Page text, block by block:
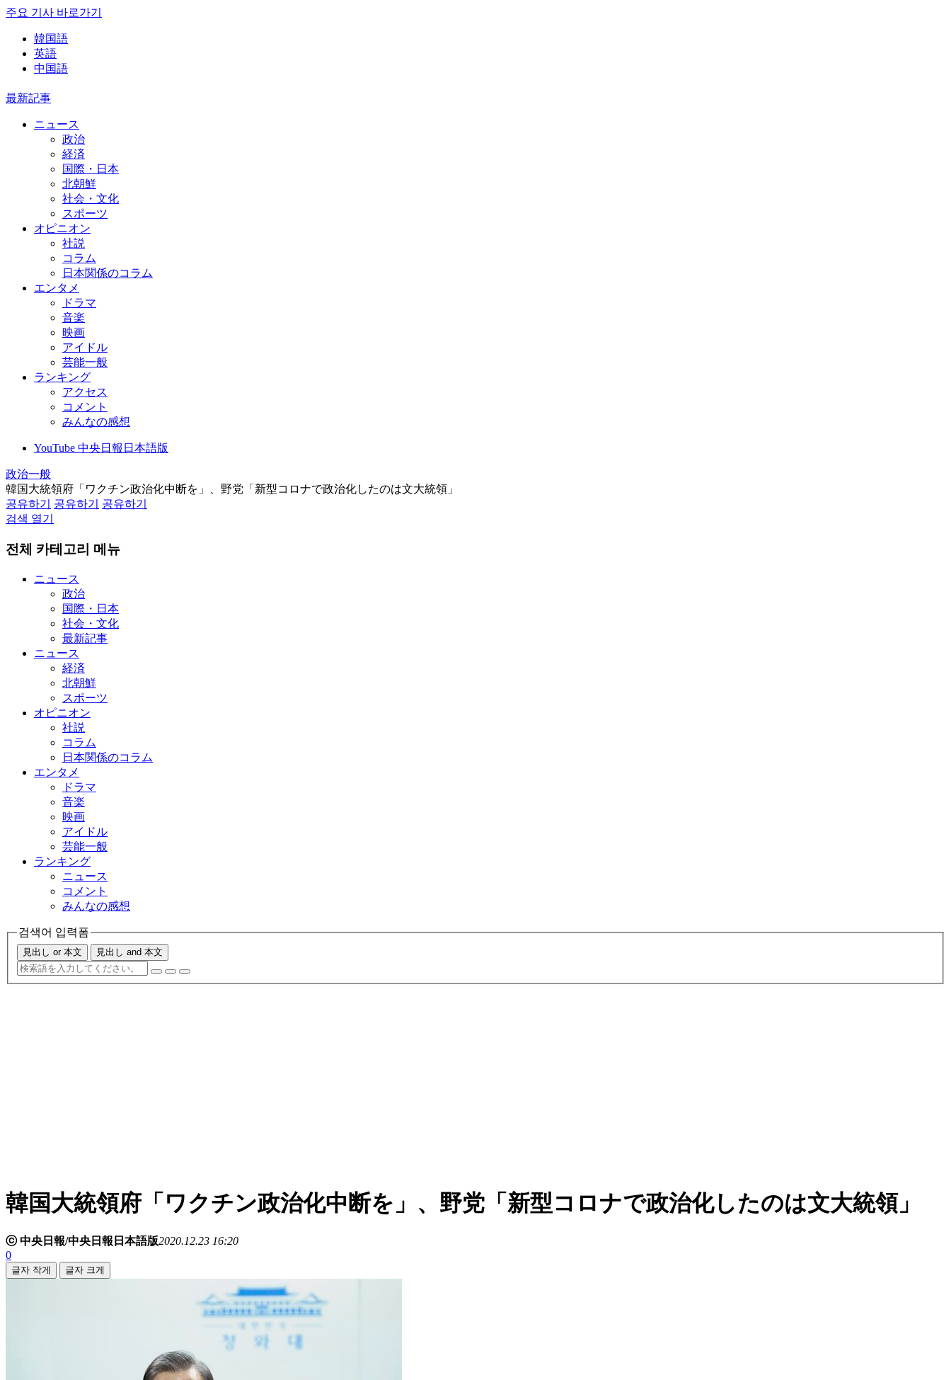
주요 기사 바로가기
韓国語
英語
中国語
最新記事
ニュース
政治
経済
国際・日本
北朝鮮
社会・文化
スポーツ
オピニオン
社説
コラム
日本関係のコラム
エンタメ
ドラマ
音楽
映画
アイドル
芸能一般
ランキング
アクセス
コメント
みんなの感想
YouTube 中央日報日本語版
政治一般
韓国大統領府「ワクチン政治化中断を」、野党「新型コロナで政治化したのは文大統領」
공유하기
공유하기
공유하기
검색 열기
전체 카테고리 메뉴
ニュース
政治
国際・日本
社会・文化
最新記事
ニュース
経済
北朝鮮
スポーツ
オピニオン
社説
コラム
日本関係のコラム
エンタメ
ドラマ
音楽
映画
アイドル
芸能一般
ランキング
ニュース
コメント
みんなの感想
검색어 입력폼
見出し or 本文 見出し and 本文
韓国大統領府「ワクチン政治化中断を」、野党「新型コロナで政治化したのは文大統領」
ⓒ 中央日報/中央日報日本語版2020.12.23 16:20
0
글자 작게 글자 크게